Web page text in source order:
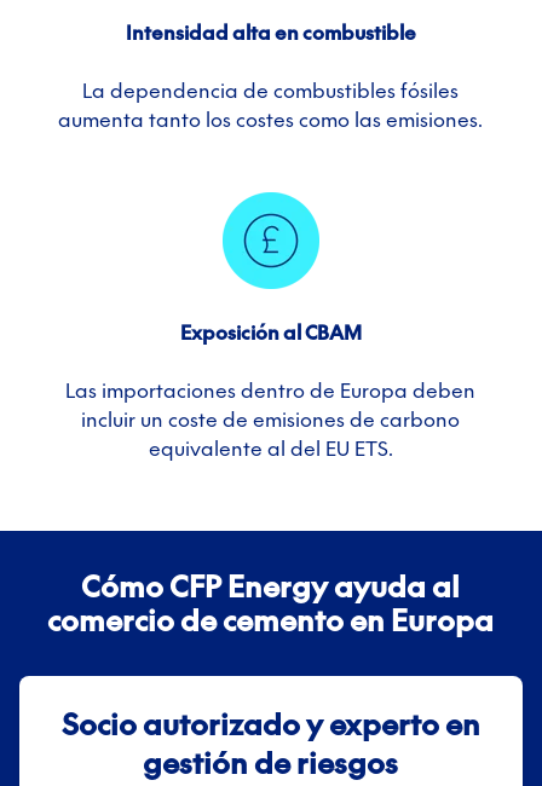
Intensidad alta en combustible
La dependencia de combustibles fósiles
aumenta tanto los costes como las emisiones.
Exposición al CBAM
Las importaciones dentro de Europa deben
incluir un coste de emisiones de carbono
equivalente al del EU ETS.
Cómo CFP Energy ayuda al
comercio de cemento en Europa
Socio autorizado y experto en
gestión de riesgos